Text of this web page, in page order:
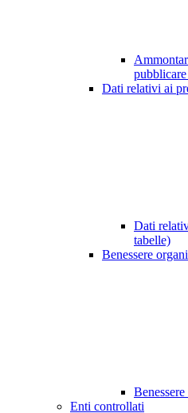
Dati relativi ai
Dati
tabelle)
Benessere
Enti controllati